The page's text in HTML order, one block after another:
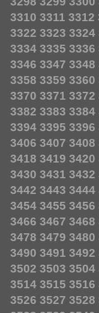
3310 3311 3312
3322 3323 3324
3334 3335 3336
3346 3347 3348
3358 3359 3360
3370 3371 3372
3382 3383 3384
3394 3395 3396
3406 3407 3408
3418 3419 3420
3430 3431 3432
3442 3443 3444
3454 3455 3456
3466 3467 3468
3478 3479 3480
3490 3491 3492
3502 3503 3504
3514 3515 3516
3526 3527 3528